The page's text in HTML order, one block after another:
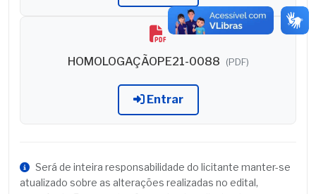
HOMOLOGAÇÃOPE21-0088 (PDF)
Entrar
Será de inteira responsabilidade do licitante manter-se
atualizado sobre as alterações realizadas no edital,